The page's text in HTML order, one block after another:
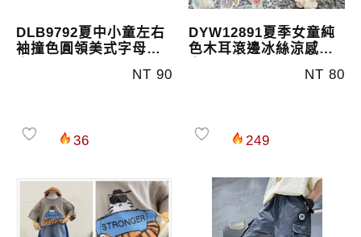
DLB9792夏中小童左右
袖撞色圓領美式字母上
NT 90
36
DYW12891夏季女童純
色木耳滾邊冰絲涼感上
NT 80
249